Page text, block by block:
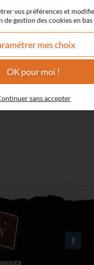
vos préférences et
gestion des cookies en bas
mes choix
OK pour moi !
sans accepter